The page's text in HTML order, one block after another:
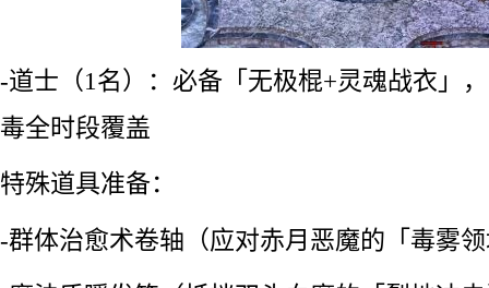
-道士（1名）：必备「无极棍+灵魂战衣」
毒全时段覆盖
特殊道具准备：
-群体治愈术卷轴（应对赤月恶魔的「毒雾